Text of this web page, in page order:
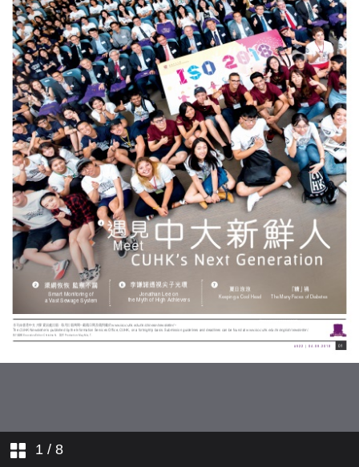
1 / 8
擁抱晚晴
加入環太平洋聯盟
揭小腦萎縮之謎
透視人工智能的未來
推廣香港高等教育
丘成桐談哈佛三十年
透露創科發展策略
公積金計劃投資回報成績
大學游泳池更改開放時間
雅共賞
夏日涼涼
醫醫筆寫
「糖」禍
口談實錄
李謙諾